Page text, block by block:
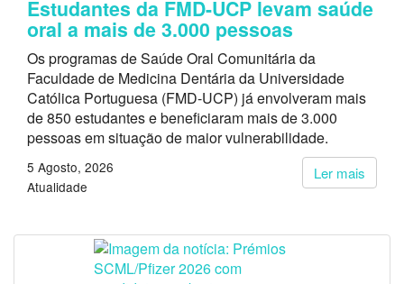
Estudantes da FMD-UCP levam saúde
oral a mais de 3.000 pessoas
Os programas de Saúde Oral Comunitária da
Faculdade de Medicina Dentária da Universidade
Católica Portuguesa (FMD-UCP) já envolveram mais
de 850 estudantes e beneficiaram mais de 3.000
pessoas em situação de maior vulnerabilidade.
Ler mais
5 Agosto, 2026
Atualidade